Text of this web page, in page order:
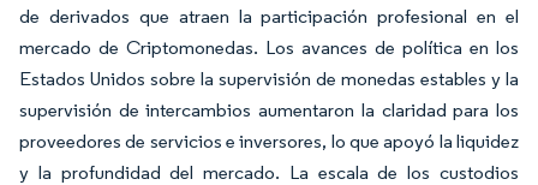
de derivados que atraen la participación profesional en el
mercado de Criptomonedas. Los avances de política en los
Estados Unidos sobre la supervisión de monedas estables y la
supervisión de intercambios aumentaron la claridad para los
proveedores de servicios e inversores, lo que apoyó la liquidez
y la profundidad del mercado. La escala de los custodios